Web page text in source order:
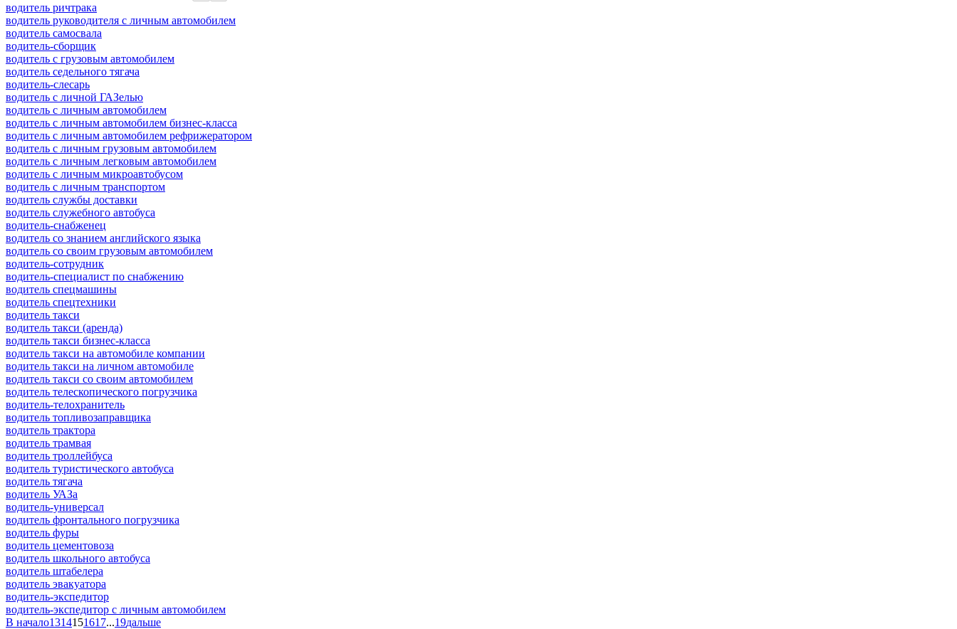
водитель ричтрака
водитель руководителя с личным автомобилем
водитель самосвала
водитель-сборщик
водитель с грузовым автомобилем
водитель седельного тягача
водитель-слесарь
водитель с личной ГАЗелью
водитель с личным автомобилем
водитель с личным автомобилем бизнес-класса
водитель с личным автомобилем рефрижератором
водитель с личным грузовым автомобилем
водитель с личным легковым автомобилем
водитель с личным микроавтобусом
водитель с личным транспортом
водитель службы доставки
водитель служебного автобуса
водитель-снабженец
водитель со знанием английского языка
водитель со своим грузовым автомобилем
водитель-сотрудник
водитель-специалист по снабжению
водитель спецмашины
водитель спецтехники
водитель такси
водитель такси (аренда)
водитель такси бизнес-класса
водитель такси на автомобиле компании
водитель такси на личном автомобиле
водитель такси со своим автомобилем
водитель телескопического погрузчика
водитель-телохранитель
водитель топливозаправщика
водитель трактора
водитель трамвая
водитель троллейбуса
водитель туристического автобуса
водитель тягача
водитель УАЗа
водитель-универсал
водитель фронтального погрузчика
водитель фуры
водитель цементовоза
водитель школьного автобуса
водитель штабелера
водитель эвакуатора
водитель-экспедитор
водитель-экспедитор c личным автомобилем
В начало1314151617...19дальше